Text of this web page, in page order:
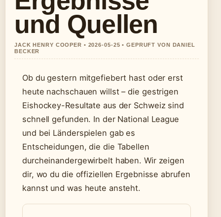
und Quellen
JACK HENRY COOPER • 2026-05-25 • GEPRUFT VON DANIEL
BECKER
Ob du gestern mitgefiebert hast oder erst
heute nachschauen willst – die gestrigen
Eishockey-Resultate aus der Schweiz sind
schnell gefunden. In der National League
und bei Länderspielen gab es
Entscheidungen, die die Tabellen
durcheinandergewirbelt haben. Wir zeigen
dir, wo du die offiziellen Ergebnisse abrufen
kannst und was heute ansteht.